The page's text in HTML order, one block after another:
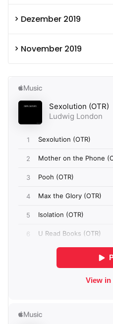
Dezember 2019
November 2019